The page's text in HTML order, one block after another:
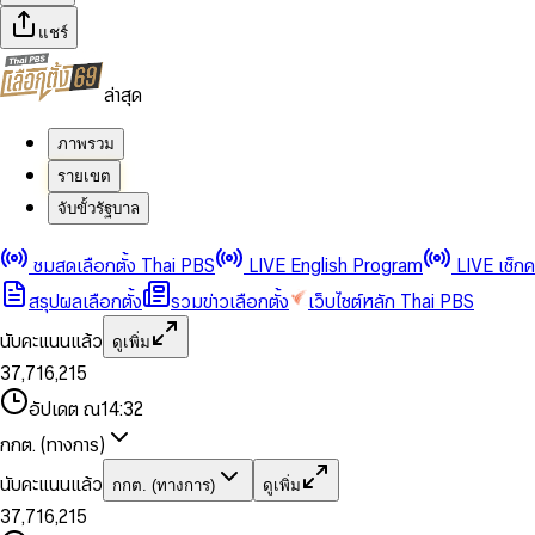
แชร์
ล่าสุด
ภาพรวม
รายเขต
จับขั้วรัฐบาล
ชมสดเลือกตั้ง Thai PBS LIVE English Program
LIVE เช็ก
สรุปผลเลือกตั้ง
รวมข่าวเลือกตั้ง
เว็บไซต์หลัก Thai PBS
นับคะแนนแล้ว
ดูเพิ่ม
0
1
2
3
4
5
6
8
9
2
3
4
5
6
7
8
9
,
0
2
4
6
7
8
9
0
1
2
3
4
5
6
7
8
1
3
5
6
7
8
9
,
1
2
4
5
7
8
9
0
1
3
4
6
7
8
0
2
3
4
5
7
8
อัปเดต ณ14:32
กกต. (ทางการ)
นับคะแนนแล้ว
กกต. (ทางการ) ดูเพิ่ม
0
1
2
3
0
1
2
4
5
6
7,
0
1
2
4
6
7
0
1
0
1
3
5
6,
1
2
0
1
0
2
3
4
5